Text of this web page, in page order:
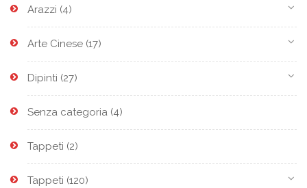
Arazzi (4)
Arte Cinese (17)
Dipinti (27)
Senza categoria (4)
Tappeti (2)
Tappeti (120)